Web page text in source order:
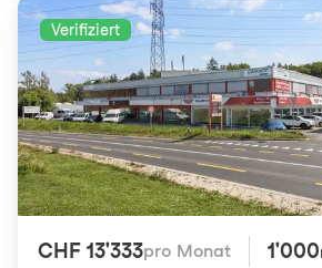
Verifiziert
CHF 13'333pro Monat 1'000